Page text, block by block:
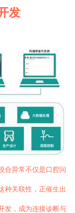
发
合异常不仅是口腔问
种关联性，正催生出
发，成为连接诊断与